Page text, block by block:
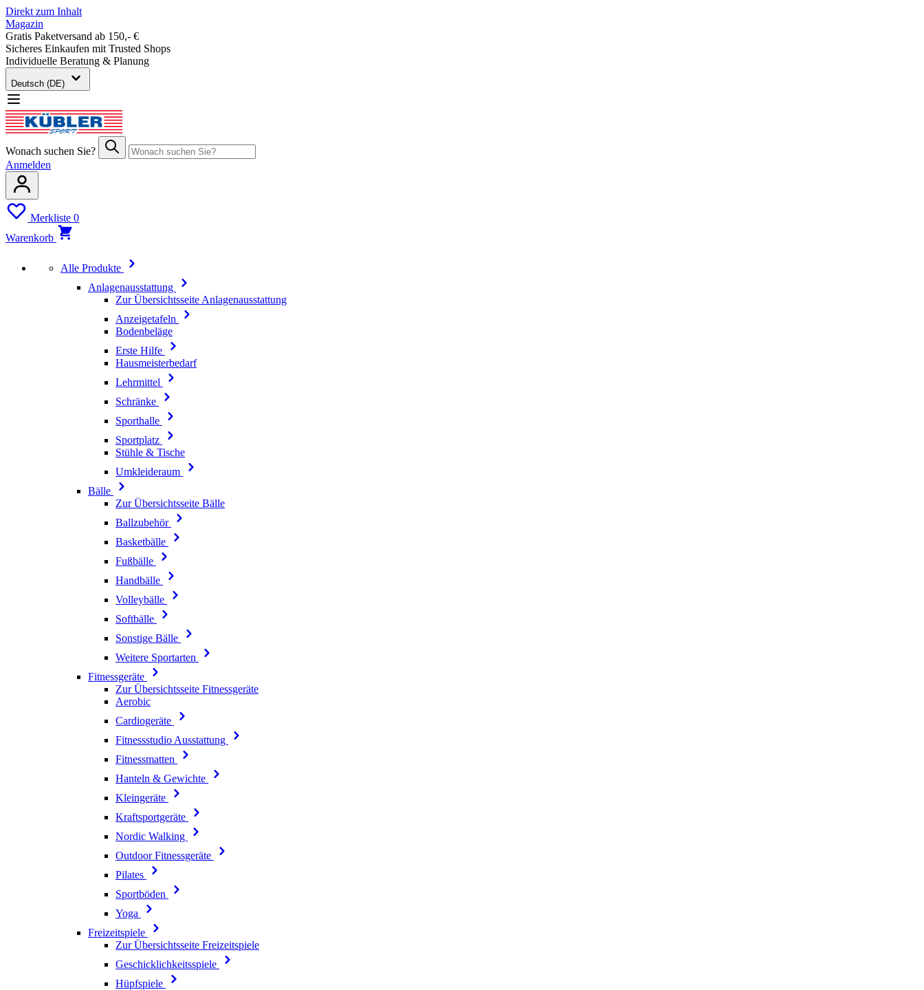
Direkt zum Inhalt
Magazin
Gratis Paketversand ab 150,- €
Sicheres Einkaufen mit Trusted Shops
Individuelle Beratung & Planung
Deutsch (DE)
Wonach suchen Sie?
Anmelden
Merkliste 0
Warenkorb
Alle Produkte
Anlagenausstattung
Zur Übersichtsseite Anlagenausstattung
Anzeigetafeln
Bodenbeläge
Erste Hilfe
Hausmeisterbedarf
Lehrmittel
Schränke
Sporthalle
Sportplatz
Stühle & Tische
Umkleideraum
Bälle
Zur Übersichtsseite Bälle
Ballzubehör
Basketbälle
Fußbälle
Handbälle
Volleybälle
Softbälle
Sonstige Bälle
Weitere Sportarten
Fitnessgeräte
Zur Übersichtsseite Fitnessgeräte
Aerobic
Cardiogeräte
Fitnessstudio Ausstattung
Fitnessmatten
Hanteln & Gewichte
Kleingeräte
Kraftsportgeräte
Nordic Walking
Outdoor Fitnessgeräte
Pilates
Sportböden
Yoga
Freizeitspiele
Zur Übersichtsseite Freizeitspiele
Geschicklichkeitsspiele
Hüpfspiele